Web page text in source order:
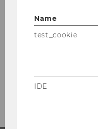
* Pflichtfelder sind
gekennzeichnet.
Name
test_cookie
IDE